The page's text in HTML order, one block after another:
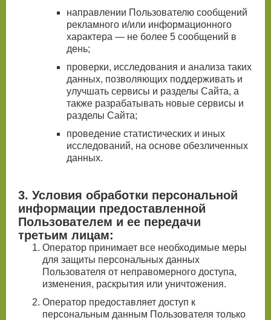
направлении Пользователю сообщений
рекламного и/или информационного
характера — не более 5 сообщений в
день;
проверки, исследования и анализа таких
данных, позволяющих поддерживать и
улучшать сервисы и разделы Сайта, а
также разрабатывать новые сервисы и
разделы Сайта;
проведение статистических и иных
исследований, на основе обезличенных
данных.
3. Условия обработки персональной
информации предоставленной
Пользователем и ее передачи
третьим лицам:
Оператор принимает все необходимые меры
для защиты персональных данных
Пользователя от неправомерного доступа,
изменения, раскрытия или уничтожения.
Оператор предоставляет доступ к
персональным данным Пользователя только